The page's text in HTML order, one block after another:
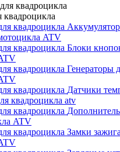
квадроцикла
квадроцикла
ATV
Блоки
Генераторы
Датчики
квадроцикла atv
ATV
Замки